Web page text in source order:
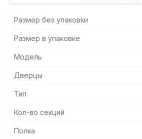
- Все кромки ванны и элементов
(фальцовку), что полностью
персоналом при сборке,
обработке ванны.
Размер без упаковки
Размер в упаковке
Модель
Дверцы
Тип
Кол-во секций
Полка